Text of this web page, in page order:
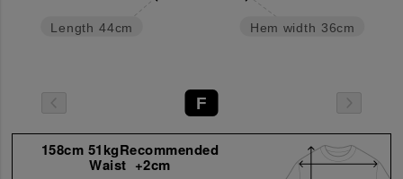
Hem width 36cm
Length 44cm
F
158cm 51kgRecommended
Waist +2cm